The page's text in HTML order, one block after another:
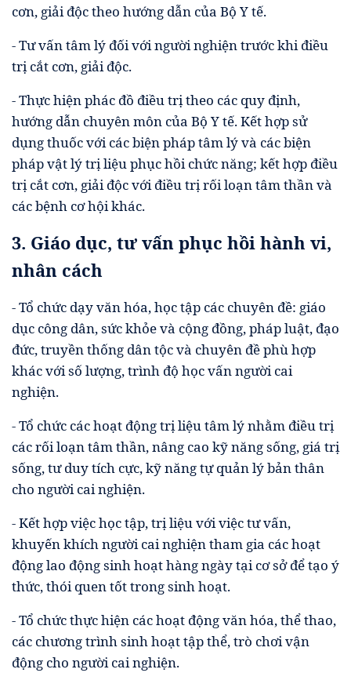
cơn, giải độc theo hướng dẫn của Bộ Y tế.
- Tư vấn tâm lý đối với người nghiện trước khi điều
trị cắt cơn, giải độc.
- Thực hiện phác đồ điều trị theo các quy định,
hướng dẫn chuyên môn của Bộ Y tế. Kết hợp sử
dụng thuốc với các biện pháp tâm lý và các biện
pháp vật lý trị liệu phục hồi chức năng; kết hợp điều
trị cắt cơn, giải độc với điều trị rối loạn tâm thần và
các bệnh cơ hội khác.
3. Giáo dục, tư vấn phục hồi hành vi,
nhân cách
- Tổ chức dạy văn hóa, học tập các chuyên đề: giáo
dục công dân, sức khỏe và cộng đồng, pháp luật, đạo
đức, truyền thống dân tộc và chuyên đề phù hợp
khác với số lượng, trình độ học vấn người cai
nghiện.
- Tổ chức các hoạt động trị liệu tâm lý nhằm điều trị
các rối loạn tâm thần, nâng cao kỹ năng sống, giá trị
sống, tư duy tích cực, kỹ năng tự quản lý bản thân
cho người cai nghiện.
- Kết hợp việc học tập, trị liệu với việc tư vấn,
khuyến khích người cai nghiện tham gia các hoạt
động lao động sinh hoạt hàng ngày tại cơ sở để tạo ý
thức, thói quen tốt trong sinh hoạt.
- Tổ chức thực hiện các hoạt động văn hóa, thể thao,
các chương trình sinh hoạt tập thể, trò chơi vận
động cho người cai nghiện.